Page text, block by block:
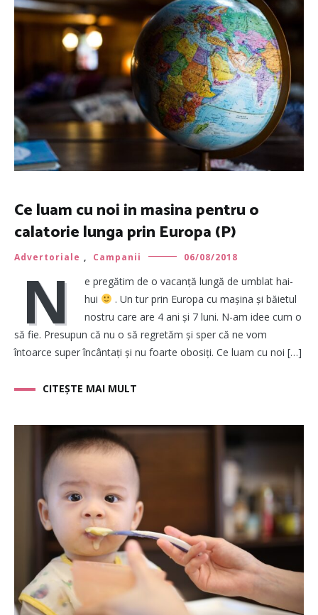
Ce luam cu noi in masina pentru o
calatorie lunga prin Europa (P)
Advertoriale , Campanii 06/08/2018
N
e pregătim de o vacanță lungă de umblat hai-
hui
. Un tur prin Europa cu mașina și băietul
nostru care are 4 ani și 7 luni. N-am idee cum o
să fie. Presupun că nu o să regretăm și sper că ne vom
întoarce super încântați și nu foarte obosiți. Ce luam cu noi […]
CITEȘTE MAI MULT